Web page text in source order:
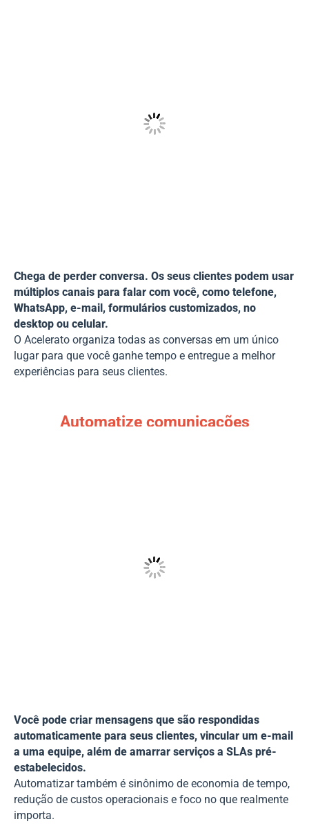
Chega de perder conversa. Os seus clientes podem usar
múltiplos canais para falar com você, como telefone,
WhatsApp, e-mail, formulários customizados, no
desktop ou celular.
O Acelerato organiza todas as conversas em um único
lugar para que você ganhe tempo e entregue a melhor
experiências para seus clientes.
Automatize comunicações
Você pode criar mensagens que são respondidas
automaticamente para seus clientes, vincular um e-mail
a uma equipe, além de amarrar serviços a SLAs pré-
estabelecidos.
Automatizar também é sinônimo de economia de tempo,
redução de custos operacionais e foco no que realmente
importa.